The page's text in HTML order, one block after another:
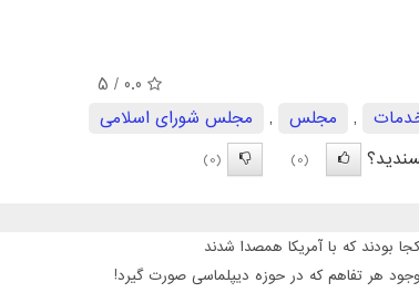
0.0
/ 5
, مجلس ,
مجلس شورای اسلامی
(0)
(0)
هر تفاهم که در حوزه دیپلماسی صورت گیرد!